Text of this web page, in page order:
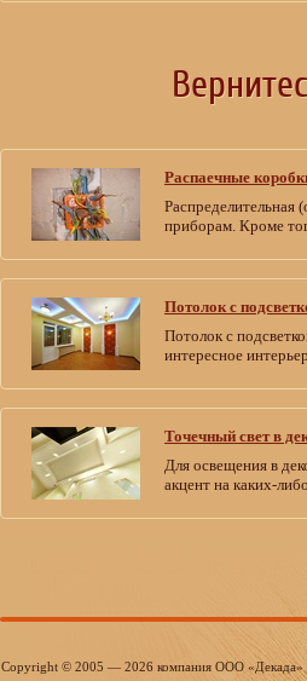
Распаечные
Распределительная
приборам. Кроме
Потолок с
Потолок с
интересное
Точечный свет в
Для освещения в
акцент на каких-
Copyright © 2005 — 2026 компания ООО «Декада»